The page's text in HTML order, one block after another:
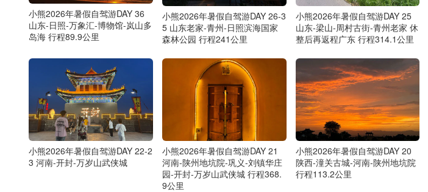
小熊2026年暑假自驾游DAY 36
山东-日照-万象汇-博物馆-岚山多
岛海 行程89.9公里
小熊2026年暑假自驾游DAY 26-3
5 山东老家-青州-日照滨海国家
森林公园 行程241公里
小熊2026年暑假自驾游DAY 25
山东-梁山-周村古街-青州老家 休
整后再返程广东 行程314.1公里
小熊2026年暑假自驾游DAY 22-2
3 河南-开封-万岁山武侠城
小熊2026年暑假自驾游DAY 21
河南-陕州地坑院-巩义-刘镇华庄
园-开封-万岁山武侠城 行程368.
9公里
小熊2026年暑假自驾游DAY 20
陕西-潼关古城-河南-陕州地坑院
行程113.2公里